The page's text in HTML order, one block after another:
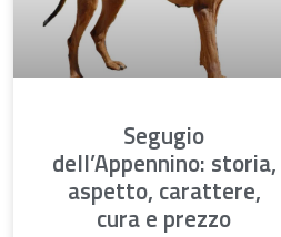
Segugio
dell’Appennino: storia,
aspetto, carattere,
cura e prezzo